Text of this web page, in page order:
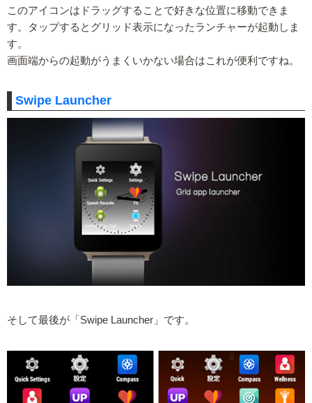
このアイコンはドラッグすることで好きな位置に移動できま
す。タップするとグリッド表示になったランチャーが起動しま
す。
画面端からの起動がうまくいかない場合はこれが便利ですね。
Swipe Launcher
そして最後が「Swipe Launcher」です。